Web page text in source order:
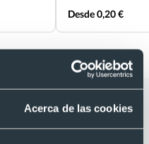
Acerca de las cookies
Desde 0,20 €
con Boligrafo
bicolor